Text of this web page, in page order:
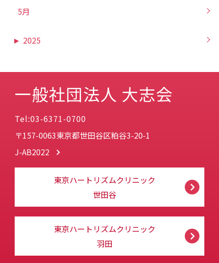
5月
► 2025
一般社団法人 大志会
Tel:03-6371-0700
〒157-0063東京都世田谷区粕谷3-20-1
J-AB2022
東京ハートリズムクリニック
世田谷
東京ハートリズムクリニック
羽田